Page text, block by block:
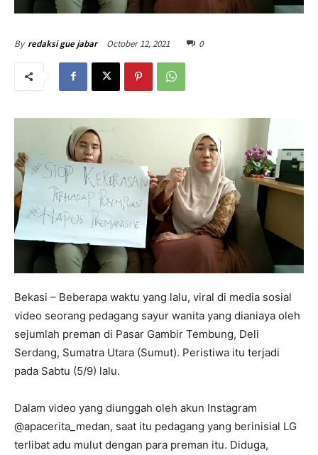
By redaksi gue jabar October 12, 2021 0
Bekasi – Beberapa waktu yang lalu, viral di media sosial
video seorang pedagang sayur wanita yang dianiaya oleh
sejumlah preman di Pasar Gambir Tembung, Deli
Serdang, Sumatra Utara (Sumut). Peristiwa itu terjadi
pada Sabtu (5/9) lalu.
Dalam video yang diunggah oleh akun Instagram
@apacerita_medan, saat itu pedagang yang berinisial LG
terlibat adu mulut dengan para preman itu. Diduga,